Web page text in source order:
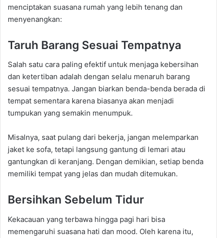
menciptakan suasana rumah yang lebih tenang dan
menyenangkan:
Taruh Barang Sesuai Tempatnya
Salah satu cara paling efektif untuk menjaga kebersihan
dan ketertiban adalah dengan selalu menaruh barang
sesuai tempatnya. Jangan biarkan benda-benda berada di
tempat sementara karena biasanya akan menjadi
tumpukan yang semakin menumpuk.
Misalnya, saat pulang dari bekerja, jangan melemparkan
jaket ke sofa, tetapi langsung gantung di lemari atau
gantungkan di keranjang. Dengan demikian, setiap benda
memiliki tempat yang jelas dan mudah ditemukan.
Bersihkan Sebelum Tidur
Kekacauan yang terbawa hingga pagi hari bisa
memengaruhi suasana hati dan mood. Oleh karena itu,